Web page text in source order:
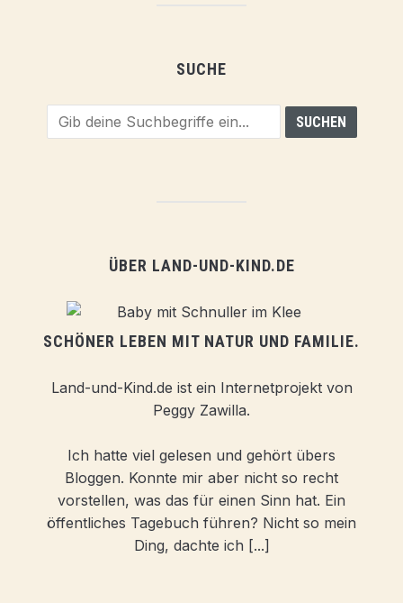
SUCHE
ÜBER LAND-UND-KIND.DE
SCHÖNER LEBEN MIT NATUR UND FAMILIE.
Land-und-Kind.de ist ein Internetprojekt von
Peggy Zawilla.
Ich hatte viel gelesen und gehört übers
Bloggen. Konnte mir aber nicht so recht
vorstellen, was das für einen Sinn hat. Ein
öffentliches Tagebuch führen? Nicht so mein
Ding, dachte ich [...]